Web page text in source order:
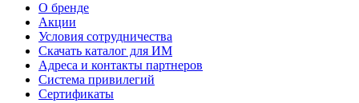
О бренде
Акции
Условия сотрудничества
Скачать каталог для ИМ
Адреса и контакты партнеров
Система привилегий
Сертификаты